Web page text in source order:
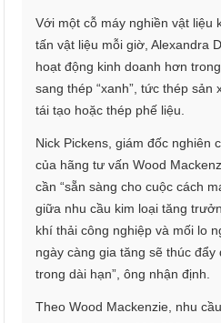
Với một cỗ máy nghiền vật liệu
tấn vật liệu mỗi giờ, Alexandra
hoạt động kinh doanh hơn
sang thép “xanh”, tức thép
tái tạo hoặc thép phế liệu.
Nick Pickens, giám đốc nghiên
của hãng tư vấn Wood
cần “sẵn sàng cho cuộc cách
giữa nhu cầu kim loại tăng
khí thải công nghiệp và mối lo
ngày càng gia tăng sẽ thúc
trong dài hạn”, ông nhận định.
Theo Wood Mackenzie, nhu